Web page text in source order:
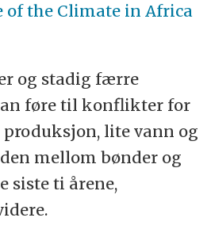
of the Climate in Africa
og stadig færre
føre til konflikter for
lite vann og
mellom bønder og
siste ti årene,